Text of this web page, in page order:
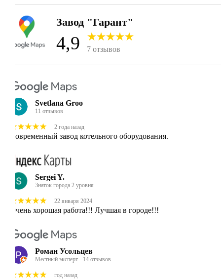
4,9 7 отзывов
Sergei Y.
Знаток города 2 уровня
22 января 2024
Очень хорошая работа!!! Лучшая в городе!!!
Svetlana Groo
11 отзывов
2 года назад
Современный завод котельного оборудования.
Роман Усольцев
Местный эксперт · 14 отзывов
год назад